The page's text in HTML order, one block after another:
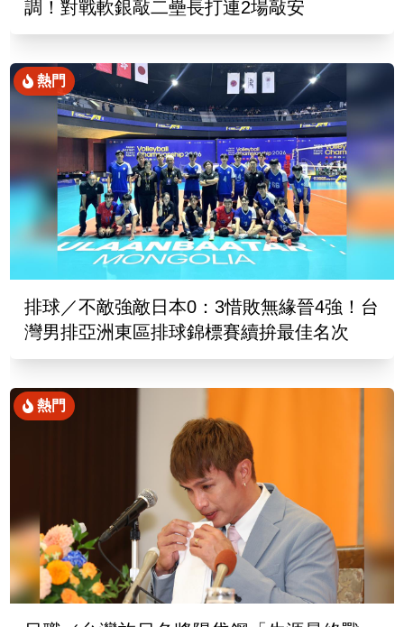
調！對戰軟銀敲二壘長打連2場敲安
熱門
排球／不敵強敵日本0：3惜敗無緣晉4強！台
灣男排亞洲東區排球錦標賽續拚最佳名次
熱門